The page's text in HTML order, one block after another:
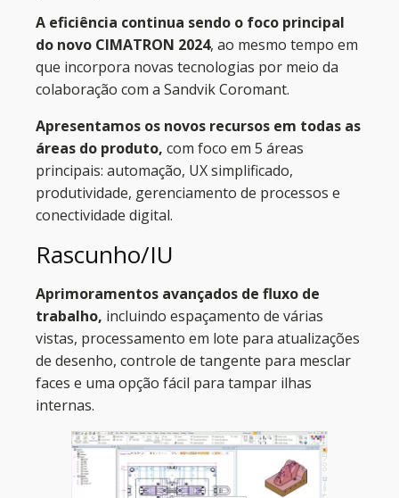
A eficiência continua sendo o foco principal
do novo CIMATRON 2024, ao mesmo tempo em
que incorpora novas tecnologias por meio da
colaboração com a Sandvik Coromant.
Apresentamos os novos recursos em todas as
áreas do produto, com foco em 5 áreas
principais: automação, UX simplificado,
produtividade, gerenciamento de processos e
conectividade digital.
Rascunho/IU
Aprimoramentos avançados de fluxo de
trabalho, incluindo espaçamento de várias
vistas, processamento em lote para atualizações
de desenho, controle de tangente para mesclar
faces e uma opção fácil para tampar ilhas
internas.